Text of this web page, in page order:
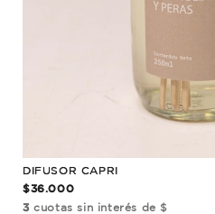
DIFUSOR CAPRI
$36.000
3 cuotas sin interés de $